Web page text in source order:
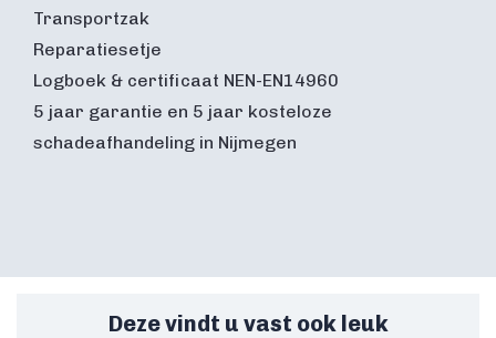
Transportzak
Reparatiesetje
Logboek & certificaat NEN-EN14960
5 jaar garantie en 5 jaar kosteloze
schadeafhandeling in Nijmegen
Deze vindt u vast ook leuk